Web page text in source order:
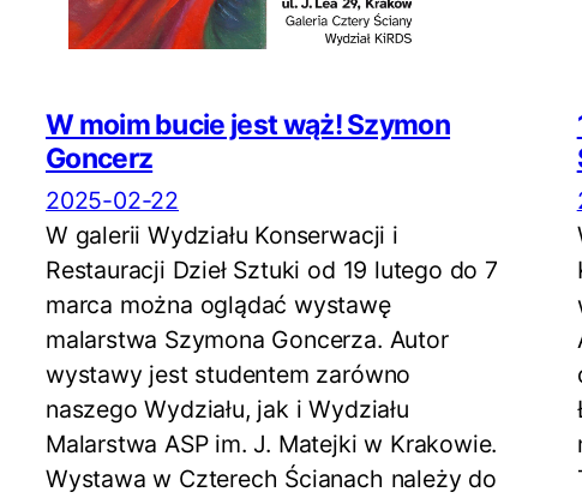
W moim bucie jest wąż! Szymon
Goncerz
2025-02-22
W galerii Wydziału Konserwacji i
Restauracji Dzieł Sztuki od 19 lutego do 7
marca można oglądać wystawę
malarstwa Szymona Goncerza. Autor
wystawy jest studentem zarówno
naszego Wydziału, jak i Wydziału
Malarstwa ASP im. J. Matejki w Krakowie.
Wystawa w Czterech Ścianach należy do